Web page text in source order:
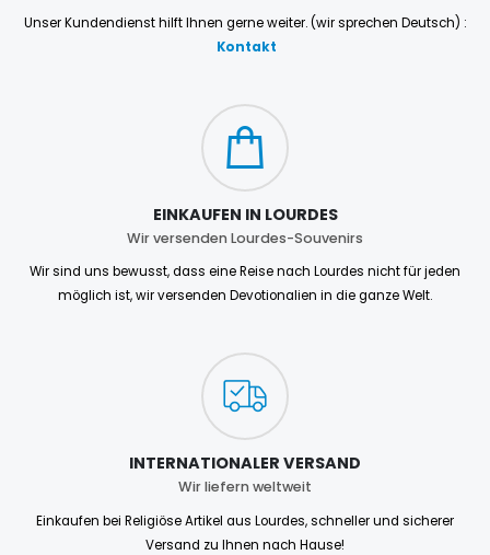
Unser Kundendienst hilft Ihnen gerne weiter. (wir sprechen Deutsch) :
Kontakt
EINKAUFEN IN LOURDES
Wir versenden Lourdes-Souvenirs
Wir sind uns bewusst, dass eine Reise nach Lourdes nicht für jeden
möglich ist, wir versenden Devotionalien in die ganze Welt.
INTERNATIONALER VERSAND
Wir liefern weltweit
Einkaufen bei Religiöse Artikel aus Lourdes, schneller und sicherer
Versand zu Ihnen nach Hause!